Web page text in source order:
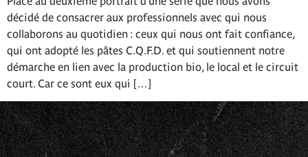
décidé de consacrer aux professionnels avec qui nous
collaborons au quotidien : ceux qui nous ont fait confiance,
qui ont adopté les pâtes C.Q.F.D. et qui soutiennent notre
démarche en lien avec la production bio, le local et le circuit
court. Car ce sont eux qui […]